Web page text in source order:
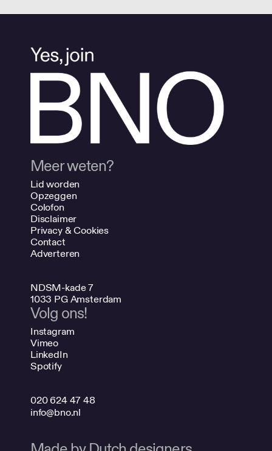
Meer weten?
Lid worden
Opzeggen
Colofon
Disclaimer
Privacy & Cookies
Contact
Adverteren
NDSM-kade 7
1033 PG Amsterdam
Volg ons!
Instagram
Vimeo
LinkedIn
Spotify
020 624 47 48
info@bno.nl